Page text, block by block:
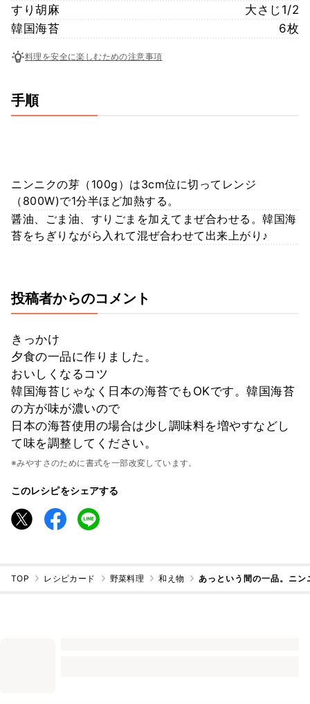
すり胡麻
大さじ1/2
韓国海苔
6枚
料理を安全に楽しむための注意事項
手順
ニンニクの芽（100g）は3cm位に切ってレンジ
（800W)で1分半ほど加熱する。
醤油、ごま油、すりごまを加えてまぜ合わせる。韓国海
苔をちぎりながら入れて混ぜ合わせて出来上がり♪
投稿者からのコメント
きっかけ
夕食の一品に作りました。
おいしくなるコツ
韓国海苔じゃなく日本の海苔でもOKです。韓国海苔
の方が味が濃いので
日本の海苔使用の場合は少し調味料を増やすなどし
て味を調整してください。
※みやすさのために書式を一部改変しています。
このレシピをシェアする
TOP レシピカード 野菜料理 和え物 あっという間の一品。ニ